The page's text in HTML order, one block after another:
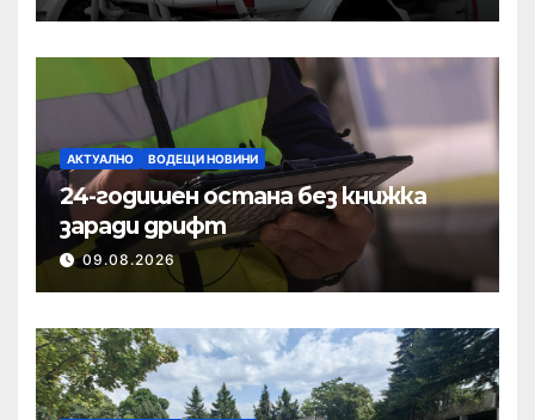
АКТУАЛНО ВОДЕЩИ НОВИНИ
24-годишен остана без книжка
заради дрифт
09.08.2026